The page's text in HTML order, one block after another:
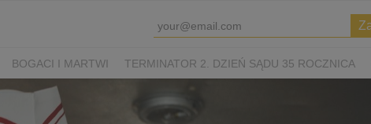
BOGACI I MARTWI TERMINATOR 2. DZIEŃ SĄDU 35 ROCZNICA
VIOLETTA VILLAS